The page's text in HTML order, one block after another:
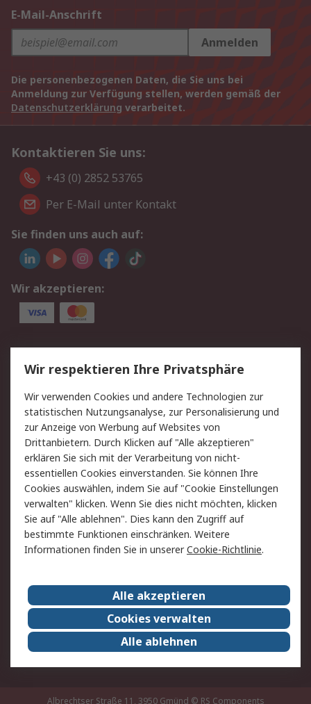
E-Mail-Anschrift
Anmelden
Die personenbezogenen Daten, die Sie uns bei
Anmeldung zur Verfügung stellen, werden gemäß der
Datenschutzerklärung verarbeitet.
Kontaktieren Sie uns:
+43 (0) 2852 53765
Per E-Mail unter Kontakt
Sie finden uns auch auf:
Wir akzeptieren:
Service
Value Added Services
Lieferlösungen
Rücksendung/Entsorgung Kontakt
Hilfe
Rechtliches
RS Verkaufs- und
Lieferbedingungen
Datenschutz
Cookie-Richtlinie
Zahlungsbedingungen
Impressum
Webseite Konditionen
RS weltweit
Karriere bei RS
Nachhaltigkeit
Qualität/Zertifikate
Presse-Center
Event-Center
Albrechtser Straße 11, 3950 Gmünd © RS Components
Wir respektieren Ihre Privatsphäre
Wir verwenden Cookies und andere Technologien zur
statistischen Nutzungsanalyse, zur Personalisierung und
zur Anzeige von Werbung auf Websites von
Drittanbietern. Durch Klicken auf "Alle akzeptieren"
erklären Sie sich mit der Verarbeitung von nicht-
essentiellen Cookies einverstanden. Sie können Ihre
Cookies auswählen, indem Sie auf "Cookie Einstellungen
verwalten" klicken. Wenn Sie dies nicht möchten, klicken
Sie auf "Alle ablehnen". Dies kann den Zugriff auf
bestimmte Funktionen einschränken. Weitere
Informationen finden Sie in unsererCookie-Richtlinie.
Alle akzeptieren
Cookies verwalten
Alle ablehnen